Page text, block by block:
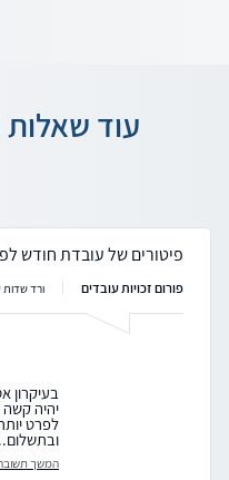
עוד שאלות
פיטורים של עובדת חודש
פורום זכויות עובדים ורד שדות
בעיקרון
יהיה
לפרט
המשך